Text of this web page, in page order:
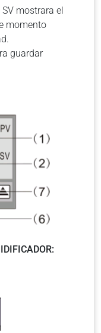
mostrara el
momento
guardar